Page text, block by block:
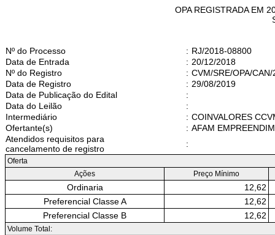
OPA REGISTRADA EM
Nº do Processo : RJ/2018-08800
Data de Entrada
: 20/12/2018
Nº do Registro
: CVM/SRE/OPA/
Data de Registro
: 29/08/2019
Data de Publicação do Edital
:
Data do Leilão
:
Intermediário
: COINVALORES
Ofertante(s)
: AFAM
Atendidos requisitos para
cancelamento de registro
:
Oferta
Ações
Preço Mínimo
Ordinaria
12,62
Preferencial Classe A
12,62
Preferencial Classe B
12,62
Volume Total: